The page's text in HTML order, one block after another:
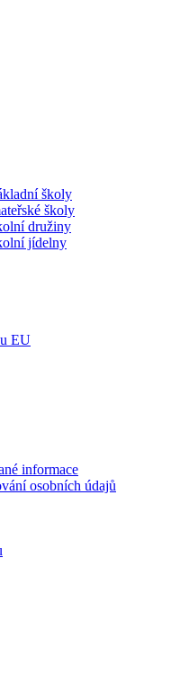
školy
školy
družiny
jídelny
EU
informace
osobních údajů